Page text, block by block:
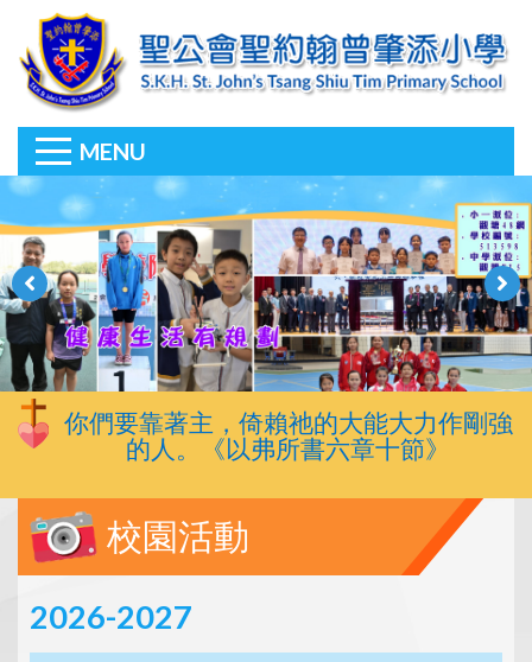
MENU
你們要靠著主，倚賴祂的大能大力作剛強
的人。《以弗所書六章十節》
校園活動
2026-2027